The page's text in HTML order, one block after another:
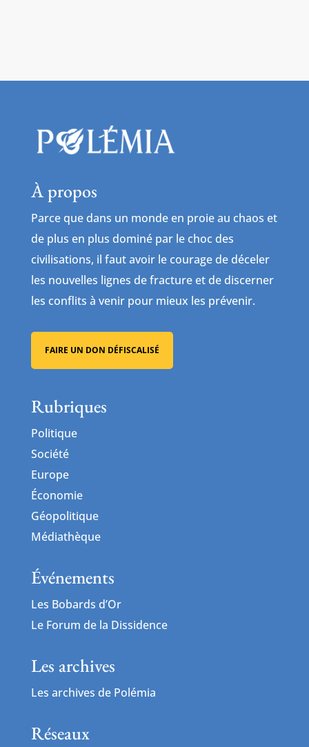
À propos
Parce que dans un monde en proie au chaos et
de plus en plus dominé par le choc des
civilisations, il faut avoir le courage de déceler
les nouvelles lignes de fracture et de discerner
les conflits à venir pour mieux les prévenir.
FAIRE UN DON DÉFISCALISÉ
Rubriques
Politique
Société
Europe
Économie
Géopolitique
Médiathèque
Événements
Les Bobards d’Or
Le Forum de la Dissidence
Les archives
Les archives de Polémia
Réseaux